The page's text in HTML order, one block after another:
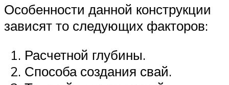
Особенности данной конструкции
зависят то следующих факторов:
Расчетной глубины.
Способа создания свай.